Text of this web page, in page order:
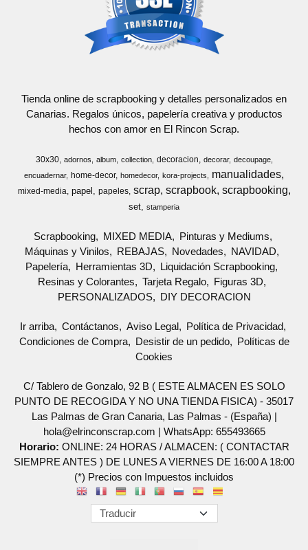
Tienda online de scrapbooking y detalles personalizados en
Canarias. Regalos únicos, papelería creativa y productos
hechos con amor en El Rincon Scrap.
30x30 adornos album collection decoracion decorar
decoupage
encuadernar
home-decor homedecor kora-projects manualidades
mixed-media papel papeles scrap scrapbook scrapbooking
set stamperia
Scrapbooking MIXED MEDIA
Pinturas y Mediums
Máquinas y Vinilos
REBAJAS Novedades
NAVIDAD
Papelería
Herramientas 3D
Liquidación Scrapbooking
Resinas y Colorantes
Tarjeta Regalo
Figuras 3D
PERSONALIZADOS
DIY DECORACION
Ir arriba Contáctanos Aviso Legal
Política de Privacidad
Condiciones de Compra
Desistir de un pedido
Políticas de
Cookies
C/ Tablero de Gonzalo, 92 B ( ESTE ALMACEN ES SOLO
PUNTO DE RECOGIDA Y NO UNA TIENDA FISICA) - 35017
Las Palmas de Gran Canaria, Las Palmas - (España) |
hola@elrinconscrap.com | WhatsApp: 655493665
Horario: ONLINE: 24 HORAS / ALMACEN: ( CONTACTAR
SIEMPRE ANTES ) DE LUNES A VIERNES DE 16:00 A 18:00
(*) Precios con Impuestos incluidos